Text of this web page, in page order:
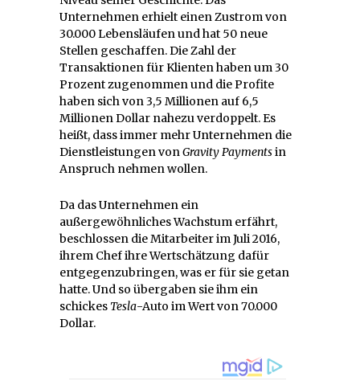
Unternehmen erhielt einen Zustrom von
30.000 Lebensläufen und hat 50 neue
Stellen geschaffen. Die Zahl der
Transaktionen für Klienten haben um 30
Prozent zugenommen und die Profite
haben sich von 3,5 Millionen auf 6,5
Millionen Dollar nahezu verdoppelt. Es
heißt, dass immer mehr Unternehmen die
Dienstleistungen vonGravity Paymentsin
Anspruch nehmen wollen.
Da das Unternehmen ein
außergewöhnliches Wachstum erfährt,
beschlossen die Mitarbeiter im Juli 2016,
ihrem Chef ihre Wertschätzung dafür
entgegenzubringen, was er für sie getan
hatte. Und so übergaben sie ihm ein
schickes Tesla-Auto im Wert von 70.000
Dollar.